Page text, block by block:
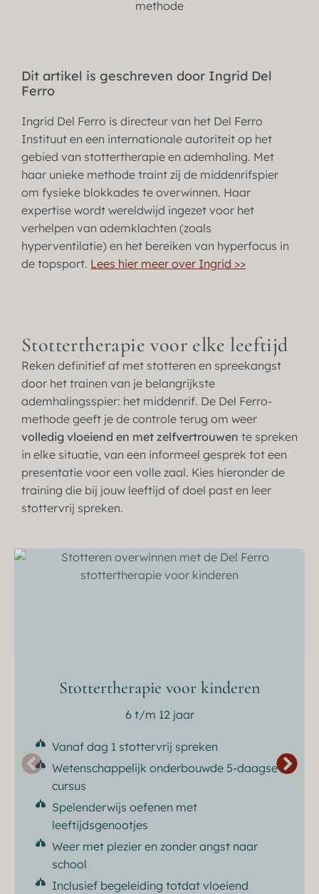
Dit artikel is geschreven door Ingrid Del
Ferro
Ingrid Del Ferro is directeur van het Del Ferro
Instituut en een internationale autoriteit op het
gebied van stottertherapie en ademhaling. Met
haar unieke methode traint zij de middenrifspier
om fysieke blokkades te overwinnen. Haar
expertise wordt wereldwijd ingezet voor het
verhelpen van ademklachten (zoals
hyperventilatie) en het bereiken van hyperfocus in
de topsport. Lees hier meer over Ingrid >>
Stottertherapie voor elke leeftijd
Reken definitief af met stotteren en spreekangst
door het trainen van je belangrijkste
ademhalingsspier: het middenrif. De Del Ferro-
methode geeft je de controle terug om weer
volledig vloeiend en met zelfvertrouwen te spreken
in elke situatie, van een informeel gesprek tot een
presentatie voor een volle zaal. Kies hieronder de
training die bij jouw leeftijd of doel past en leer
stottervrij spreken.
Stottertherapie voor kinderen
6 t/m 12 jaar
Vanaf dag 1 stottervrij spreken
Wetenschappelijk onderbouwde 5-daagse
cursus
Spelenderwijs oefenen met
leeftijdsgenootjes
Weer met plezier en zonder angst naar
school
Inclusief begeleiding totdat vloeiend